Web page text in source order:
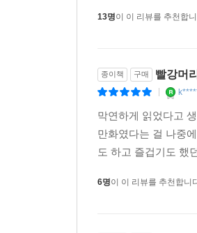
을 인생의 맨 마지막에
---「젊음을 삶의 맨 마지막
시도의 이야기이면서 동
백영옥의 『빨강머리 앤
삶에서 함께 고개를 끄
첫사랑과의 이별, 친구
우정과 믿음의 신호들
에너지를 느껴보며 힘
13명이 이 리뷰를 추천합
종이책 구매 빨강머
막연하게 읽었다고
만화였다는 걸 나중
도 하고 즐겁기도 했
6명이 이 리뷰를 추천합니